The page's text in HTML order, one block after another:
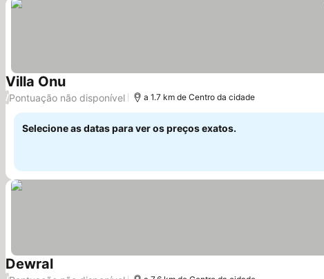
Villa OnuVer preços
/Pontuação não disponível a 1.7 km de Centro da cidade
Selecione as datas para ver os preços exatos.
DewralVer preços